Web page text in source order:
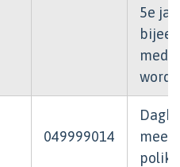
5e
049999014
meer